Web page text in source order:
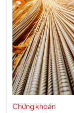
Chứng khoán